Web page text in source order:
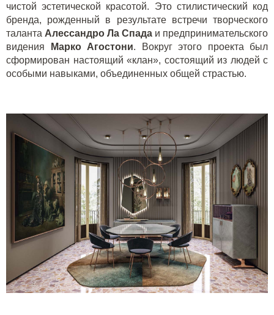
чистой эстетической красотой. Это стилистический код
бренда, рожденный в результате встречи творческого
таланта Алессандро Ла Спада и предпринимательского
видения
Марко Агостони. Вокруг этого проекта был
сформирован настоящий «клан», состоящий из людей с
особыми навыками, объединенных общей страстью.